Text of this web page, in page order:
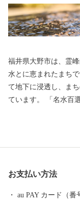
福井県大野市は、霊
水とに恵まれたまち
て地下に浸透し、ま
ています。 「名水百選」「平成の名水百選」に加え、「水の郷百
日本三大「天空の城
「ひかりかがやき、
お支払い方法
au PAY カード（番